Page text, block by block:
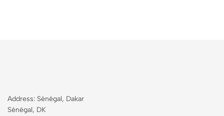
Address: Sénégal, Dakar
Sénégal, DK